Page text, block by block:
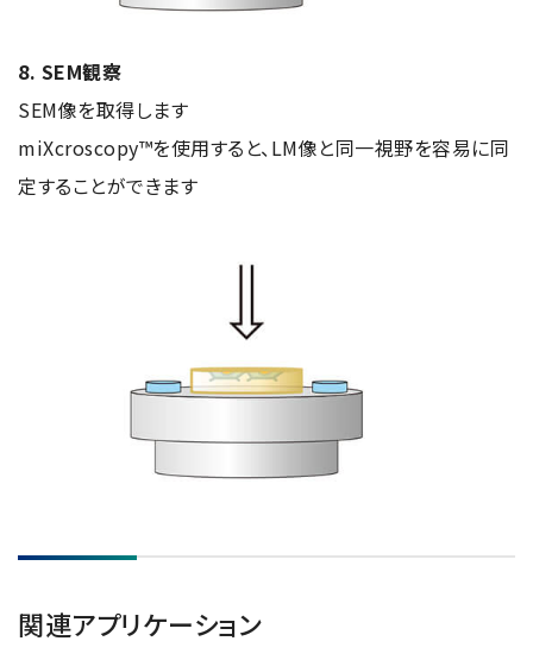
8. SEM観察
SEM像を取得します
miXcroscopy™を使用すると、LM像と同一視野を容易に同
定することができます
関連アプリケーション